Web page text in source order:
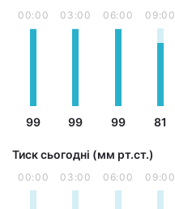
00:00
99
03:00
99
06:00
99
09:00
81
Тиск сьогодні (мм рт.ст.)
00:00 03:00 06:00 09:00